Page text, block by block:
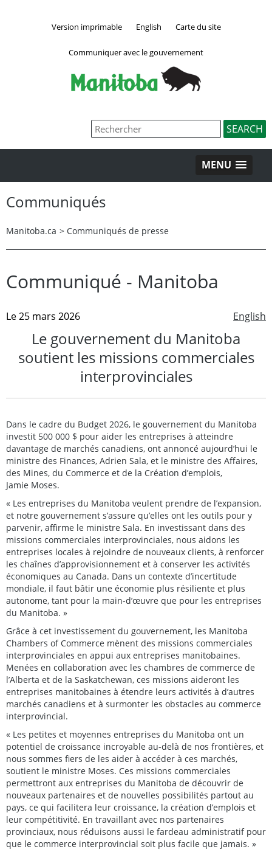
Version imprimable English Carte du site
Communiquer avec le gouvernement
MENU
Communiqués
Manitoba.ca > Communiqués de presse
Communiqué - Manitoba
English
Le 25 mars 2026
Le gouvernement du Manitoba
soutient les missions commerciales
interprovinciales
Dans le cadre du Budget 2026, le gouvernement du Manitoba
investit 500 000 $ pour aider les entreprises à atteindre
davantage de marchés canadiens, ont annoncé aujourd’hui le
ministre des Finances, Adrien Sala, et le ministre des Affaires,
des Mines, du Commerce et de la Création d’emplois,
Jamie Moses.
« Les entreprises du Manitoba veulent prendre de l’expansion,
et notre gouvernement s’assure qu’elles ont les outils pour y
parvenir, affirme le ministre Sala. En investissant dans des
missions commerciales interprovinciales, nous aidons les
entreprises locales à rejoindre de nouveaux clients, à renforcer
les chaînes d’approvisionnement et à conserver les activités
économiques au Canada. Dans un contexte d’incertitude
mondiale, il faut bâtir une économie plus résiliente et plus
autonome, tant pour la main-d’œuvre que pour les entreprises
du Manitoba. »
Grâce à cet investissement du gouvernement, les Manitoba
Chambers of Commerce mènent des missions commerciales
interprovinciales en appui aux entreprises manitobaines.
Menées en collaboration avec les chambres de commerce de
l’Alberta et de la Saskatchewan, ces missions aideront les
entreprises manitobaines à étendre leurs activités à d’autres
marchés canadiens et à surmonter les obstacles au commerce
interprovincial.
« Les petites et moyennes entreprises du Manitoba ont un
potentiel de croissance incroyable au-delà de nos frontières, et
nous sommes fiers de les aider à accéder à ces marchés,
soutient le ministre Moses. Ces missions commerciales
permettront aux entreprises du Manitoba de découvrir de
nouveaux partenaires et de nouvelles possibilités partout au
pays, ce qui facilitera leur croissance, la création d’emplois et
leur compétitivité. En travaillant avec nos partenaires
provinciaux, nous réduisons aussi le fardeau administratif pour
que le commerce interprovincial soit plus facile que jamais. »